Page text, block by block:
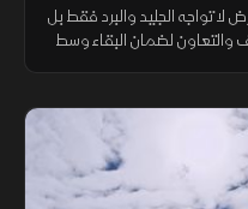
لا تواجه الجليد والبرد فقط بل
والتعاون لضمان البقاء وسط